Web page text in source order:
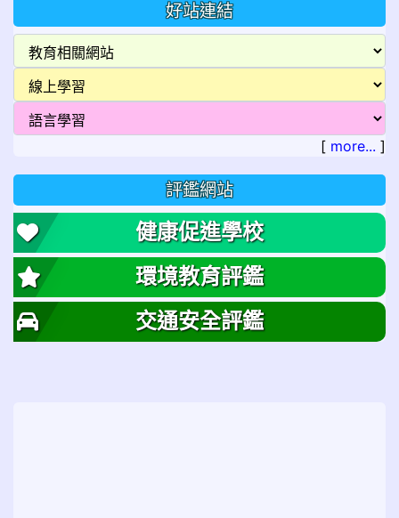
好站連結
[ more... ]
評鑑網站
健康促進學校
環境教育評鑑
交通安全評鑑